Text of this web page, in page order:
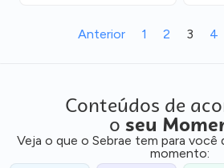
Anterior 1 2 3 4
Conteúdos de
o seu
Veja o que o Sebrae tem para
momento: